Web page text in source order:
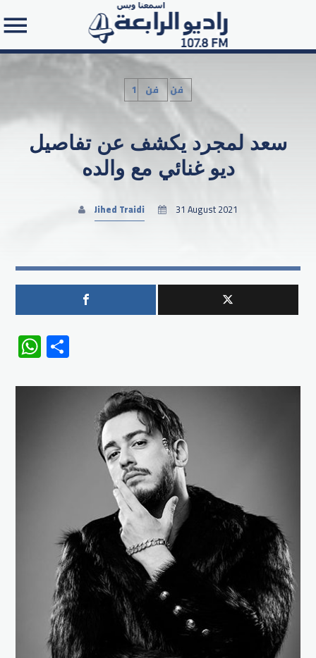
Search in the website:
1فن فن
سعد لمجرد يكشف عن تفاصيل
ديو غنائي مع والده
Jihed Traidi 31 August 2021
WhatsApp